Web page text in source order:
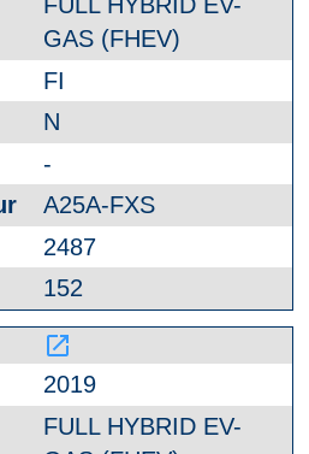
GAS (FHEV)
FI
N
-
A25A-FXS
2487
152
launch
2019
FULL HYBRID EV-